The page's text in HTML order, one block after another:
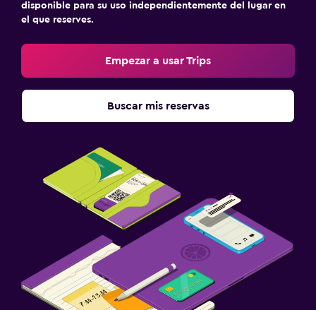
disponible para su uso independientemente del lugar en
el que reserves.
Empezar a usar Trips
Buscar mis reservas